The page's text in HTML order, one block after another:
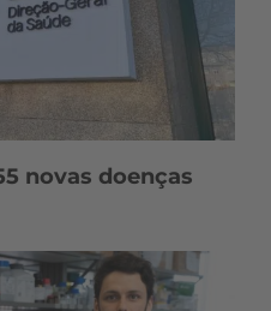
novas doenças